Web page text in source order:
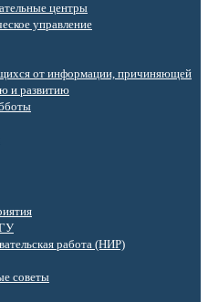
центры
управление
от информации, причиняющей
и развитию
работа (НИР)
советы